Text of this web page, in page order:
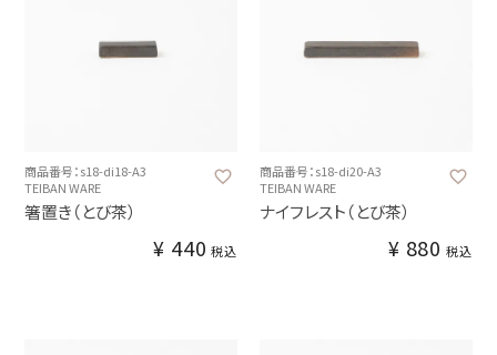
商品番号：s18-di18-A3
TEIBAN WARE
箸置き（とび茶）
¥ 440 税込
商品番号：s18-di20-A3
TEIBAN WARE
ナイフレスト（とび茶）
¥ 880 税込